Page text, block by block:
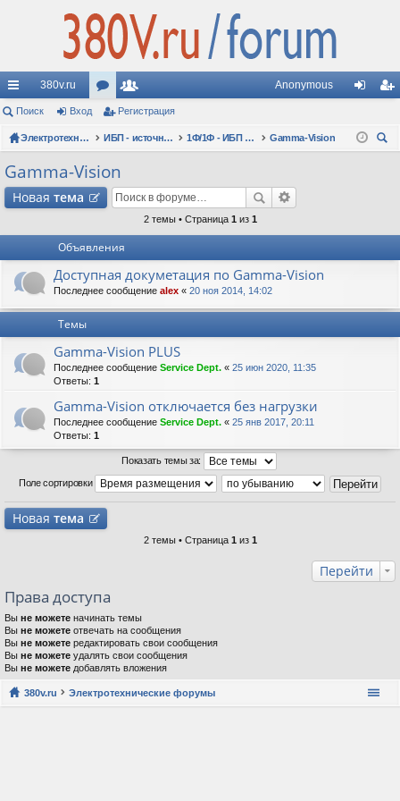
с
ы
лк
380v.ru
ор
ум
ы
ол
ьз
ат
и
Anonymous
д ис
Поиск Вход Регистрация
Электротехнические форумы ИБП - источники бесперебойного питания 1Ф/1Ф - ИБП N-POWER - однофазные 1-10 кВА - вопросы по моделям
Gamma-Vision
Gamma-Vision
Новая тема
2 темы • Страница 1 из 1
Объявления
Доступная докуметация по Gamma-Vision
Последнее сообщение alex « 20 ноя 2014, 14:02
Темы
Gamma-Vision PLUS
Последнее сообщение Service Dept. « 25 июн 2020, 11:35
Ответы: 1
Gamma-Vision отключается без нагрузки
Последнее сообщение Service Dept. « 25 янв 2017, 20:11
Ответы: 1
Показать темы за:
Поле сортировки
Новая тема
2 темы • Страница 1 из 1
Перейти
Права доступа
Вы не можете начинать темы
Вы не можете отвечать на сообщения
Вы не можете редактировать свои сообщения
Вы не можете удалять свои сообщения
Вы не можете добавлять вложения
380v.ru Электротехнические форумы